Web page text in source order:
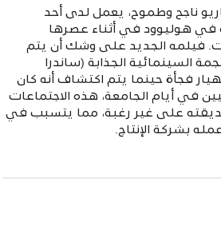
ناجح وطموح، يعمل لدى أحد
في هوليوود في أثناء عصرها
فيلمه الجديد على وشك أن يتم
السينمائية الجذابة (ساندرا
فجأة حينما يتم اكتشاف أنه كان
في أيام الجامعة، هذه الاجتماعات
على غير رغبة، مما يتسبب في
بشركة الإنتاج.